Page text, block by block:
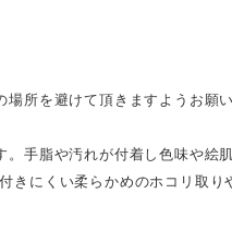
所を避けて頂きますようお願
手脂や汚れが付着し色味や絵
きにくい柔らかめのホコリ取